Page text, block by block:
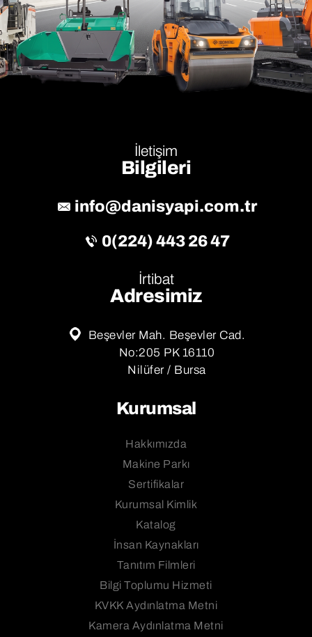
İletişim
Bilgileri
info@danisyapi.com.tr
0(224) 443 26 47
İrtibat
Adresimiz
Beşevler Mah. Beşevler Cad.
No:205 PK 16110
Nilüfer / Bursa
Kurumsal
Hakkımızda
Makine Parkı
Sertifikalar
Kurumsal Kimlik
Katalog
İnsan Kaynakları
Tanıtım Filmleri
Bilgi Toplumu Hizmeti
KVKK Aydınlatma Metni
Kamera Aydınlatma Metni